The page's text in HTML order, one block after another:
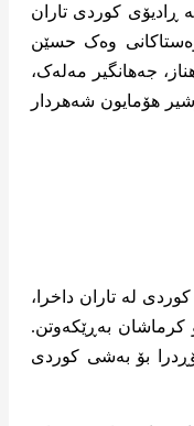
کوردی تاران
وەک حسێن
جەهانگیر مەلەک،
هۆمایون شەهردار
کە ڕادیۆی کوردی لە تاران داخرا،
بەڕێکەوتن.
بۆ بەشی کوردی